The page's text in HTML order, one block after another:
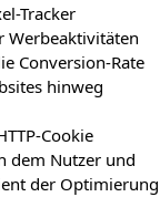
Tracker
Werbeaktivitäten
Conversion-Rate
hinweg
Cookie
dem Nutzer und
der Optimierung